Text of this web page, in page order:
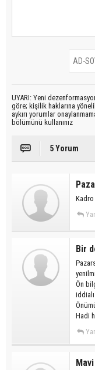
UYARI: Yeni
göre; kişilik haklarına
aykırı yorumlar
bölümünü kullanınız
5 Yorum
Bir
Ön
Hadi